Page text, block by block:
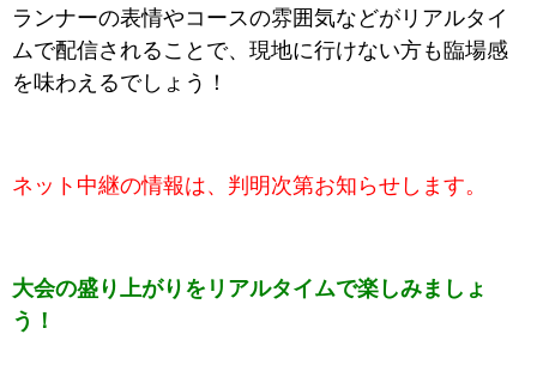
ランナーの表情やコースの雰囲気などがリアルタイ
ムで配信されることで、現地に行けない方も臨場感
を味わえるでしょう！
ネット中継の情報は、判明次第お知らせします。
大会の盛り上がりをリアルタイムで楽しみましょ
う！